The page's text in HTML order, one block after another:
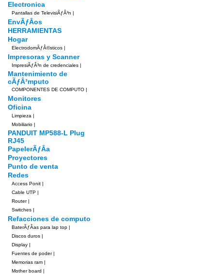
Electronica
Pantallas de TelevisiÃƒÂ³n |
EnvÃƒÂ­os
HERRAMIENTAS
Hogar
ElectrodomÃƒÂ©sticos |
Impresoras y Scanner
ImpresiÃƒÂ³n de credenciales |
Mantenimiento de
cÃƒÂ³mputo
COMPONENTES DE COMPUTO |
Monitores
Oficina
Limpieza |
Mobiliario |
PANDUIT MP588-L Plug
RJ45
PapelerÃƒÂ­a
Proyectores
Punto de venta
Redes
Access Ponit |
Cable UTP |
Router|
Switches |
Refacciones de computo
BaterÃƒÂ­as para lap top |
Discos duros |
Display |
Fuentes de poder|
Memorias ram |
Mother board |